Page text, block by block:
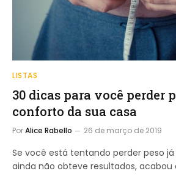
LISTAS
30 dicas para você perder
conforto da sua casa
PorAlice Rabello 26 de março de 2019
Se você está tentando perder peso
ainda não obteve resultados, acabou